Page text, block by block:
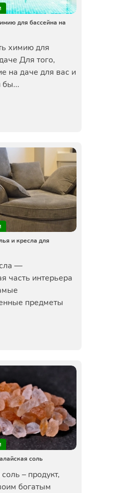
для бассейна на
химию для
Для того,
на даче для вас и
бы...
и кресла для
—
часть интерьера
предметы
соль
– продукт,
богатым